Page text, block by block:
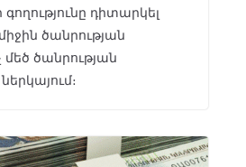
դիտարկել
ծանրության
մեծ ծանրության